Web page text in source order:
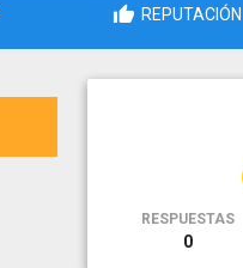
REPUTACIÓN
RESPUESTAS
0